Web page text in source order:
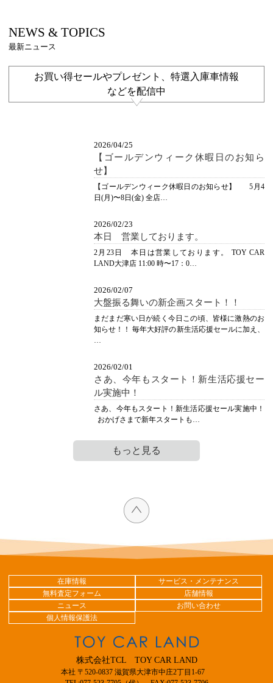
NEWS & TOPICS
お買い得セールやプレゼント、特選入庫車情報
などを配信中
2026/04/25
【ゴールデンウィーク休暇日のお知ら
せ】
【ゴールデンウィーク休暇日のお知らせ】 5月4
日(月)〜8日(金) 全店…
2026/02/23
本日 営業しております。
2月23日 本日は営業しております。 TOY CAR
LAND大津店 11:00 時〜17：0…
2026/02/07
大盤振る舞いの新企画スタート！！
まだまだ寒い日が続く今日この頃、皆様に激熱のお
知らせ！！ 毎年大好評の新生活応援セールに加え、
2026/02/01
さあ、今年もスタート！新生活応援セー
ル実施中！
さあ、今年もスタート！新生活応援セール実施中！
おかげさまで新年スタートも…
もっと見る
在庫情報
サービス・メンテナンス
無料査定フォーム
店舗情報
ニュース
お問い合わせ
個人情報保護法
株式会社TCL TOY CAR LAND
本社 〒520-0837 滋賀県大津市中庄2丁目1-67